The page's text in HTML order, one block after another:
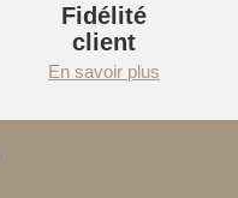
Fidélité
client
En savoir plus